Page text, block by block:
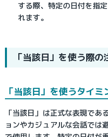
する際、特定の日付を指
れます。
「当該日」を使う際の
「当該日」を使うタイミ
「当該日」は正式な表現で
ョンやカジュアルな会話では